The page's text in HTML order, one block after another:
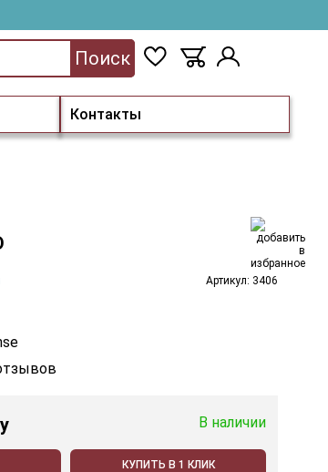
Контакты
Поиск
Артикул: 3406
В наличии
КУПИТЬ В 1 КЛИК